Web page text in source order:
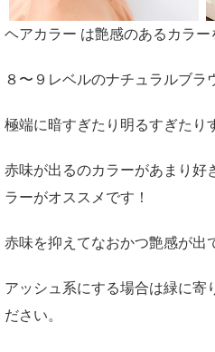
ヘアカラー は艶感のあるカラー
８〜９レベルのナチュラルブ
極端に暗すぎたり明るすぎたり
赤味が出るのカラーがあまり好
ラーがオススメです！
赤味を抑えてなおかつ艶感が出
アッシュ系にする場合は緑に寄
ださい。